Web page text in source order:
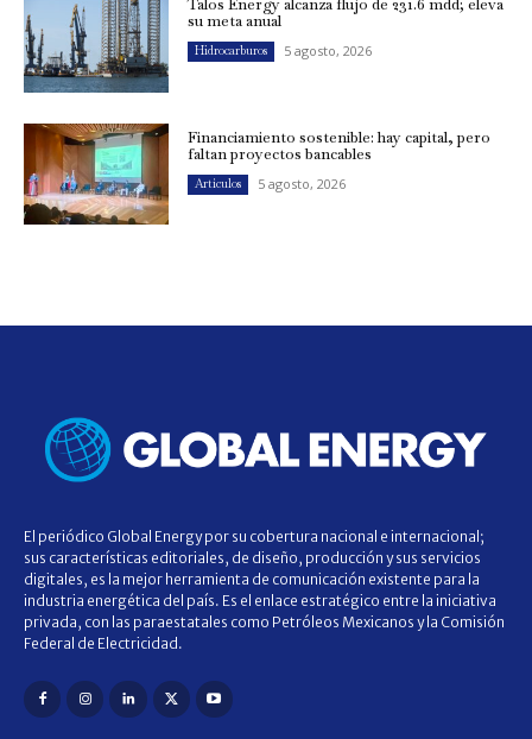
su meta anual
Hidrocarburos 5 agosto, 2026
Financiamiento sostenible: hay capital, pero
faltan proyectos bancables
Artículos 5 agosto, 2026
El periódico Global Energy por su cobertura nacional e internacional;
sus características editoriales, de diseño, producción y sus servicios
digitales, es la mejor herramienta de comunicación existente para la
industria energética del país. Es el enlace estratégico entre la iniciativa
privada, con las paraestatales como Petróleos Mexicanos y la Comisión
Federal de Electricidad.